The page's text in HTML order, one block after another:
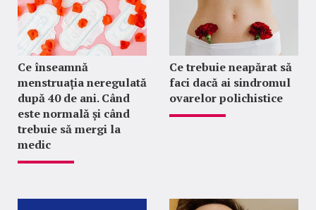
Ce înseamnă
menstruația neregulată
după 40 de ani. Când
este normală și când
trebuie să mergi la
medic
Ce trebuie neapărat să
faci dacă ai sindromul
ovarelor polichistice